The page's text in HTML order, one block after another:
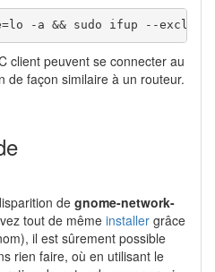
-a && sudo ifup --
client peuvent se connecter au
de façon similaire à un routeur.
de gnome-network-
tout de même installer grâce
il est sûrement possible
rien faire, où en utilisant le